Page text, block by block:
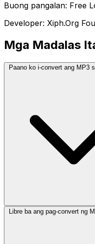
Buong pangalan: Free
Developer: Xiph.Org
Mga Madalas
Paano ko i-convert ang MP3
Libre ba ang pag-convert ng